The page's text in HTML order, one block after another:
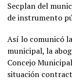
Secplan del
de instrumento
Así lo comunicó
municipal, la
Concejo
situación